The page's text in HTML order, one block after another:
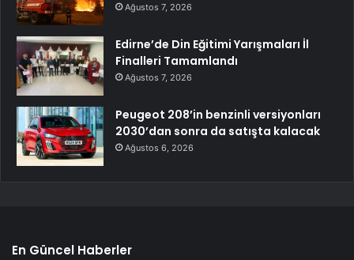
Ağustos 7, 2026
Edirne’de Din Eğitimi Yarışmaları İl
Finalleri Tamamlandı
Ağustos 7, 2026
Peugeot 208’in benzinli versiyonları
2030’dan sonra da satışta kalacak
Ağustos 6, 2026
En Güncel Haberler